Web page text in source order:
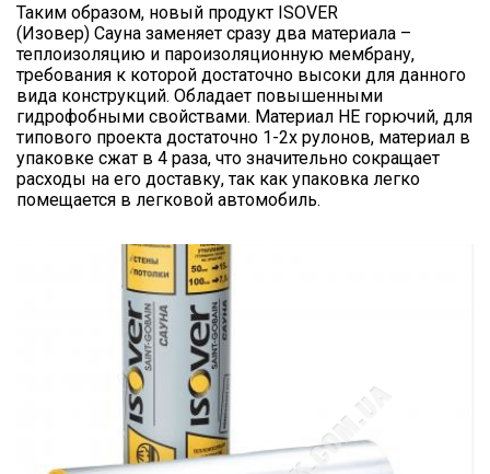
Таким образом, новый продукт ISOVER
(Изовер) Сауна заменяет сразу два материала –
теплоизоляцию и пароизоляционную мембрану,
требования к которой достаточно высоки для данного
вида конструкций. Обладает повышенными
гидрофобными свойствами. Материал НЕ горючий, для
типового проекта достаточно 1-2х рулонов, материал в
упаковке сжат в 4 раза, что значительно сокращает
расходы на его доставку, так как упаковка легко
помещается в легковой автомобиль.